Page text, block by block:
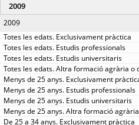
2009
2009